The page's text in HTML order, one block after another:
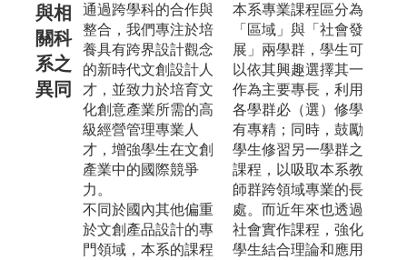
與相
關科
系之
異同
通過跨學科的合作與
整合，我們專注於培
養具有跨界設計觀念
的新時代文創設計人
才，並致力於培育文
化創意產業所需的高
級經營管理專業人
才，增強學生在文創
產業中的國際競爭
力。
不同於國內其他偏重
於文創產品設計的專
門領域，本系的課程
本系專業課程區分為
「區域」與「社會發
展」兩學群，學生可
以依其興趣選擇其一
作為主要專長，利用
各學群必（選）修學
有專精；同時，鼓勵
學生修習另一學群之
課程，以吸取本系教
師群跨領域專業的長
處。而近年來也透過
社會實作課程，強化
學生結合理論和應用